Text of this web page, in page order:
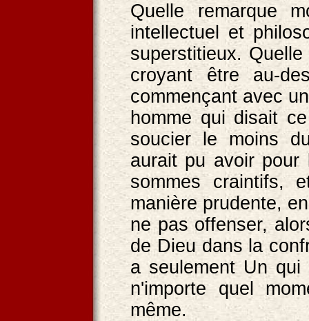
Quelle remarque
intellectuel et
superstitieux.
croyant être au-
commençant avec
homme qui disait
soucier le moins
aurait pu avoir pour
sommes craintifs,
manière prudente,
ne pas offenser,
de Dieu dans la
a seulement Un
n'importe quel
même.